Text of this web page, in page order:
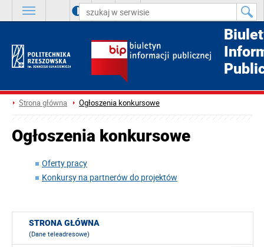
A A A
Strona główna Ogłoszenia konkursowe
Ogłoszenia konkursowe
Oferty pracy
Konkursy na partnerów do projektów
STRONA GŁÓWNA
(Dane teleadresowe)